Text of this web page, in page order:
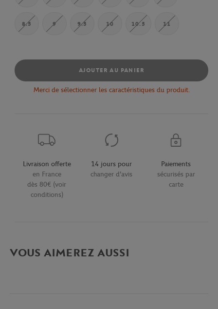
8.5 9 9.5 10 10.5 11
AJOUTER AU PANIER
Merci de sélectionner les caractéristiques du produit.
Livraison offerte
en France
dès 80€ (voir
conditions)
14 jours pour
changer d'avis
Paiements
sécurisés par
carte
VOUS AIMEREZ AUSSI